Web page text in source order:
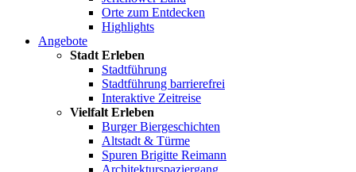
Orte zum Entdecken
Highlights
Angebote
Stadt Erleben
Stadtführung
Stadtführung barrierefrei
Interaktive Zeitreise
Vielfalt Erleben
Burger Biergeschichten
Altstadt & Türme
Spuren Brigitte Reimann
Architekturspaziergang